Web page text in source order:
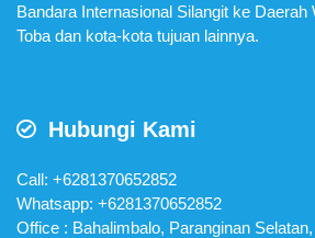
Bandara Internasional Silangit ke Daerah
Toba dan kota-kota tujuan lainnya.
Hubungi Kami
Call: +6281370652852
Whatsapp: +6281370652852
Office : Bahalimbalo, Paranginan